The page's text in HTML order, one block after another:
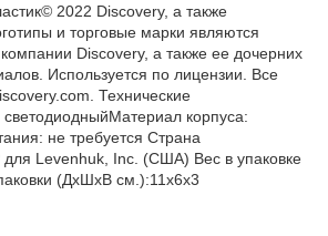
2022 Discovery, а также
и торговые марки являются
Discovery, а также ее дочерних
Используется по лицензии. Все
Технические
светодиодныйМатериал корпуса:
не требуется Страна
Levenhuk, Inc. (США) Вес в упаковке
(ДхШхВ см.):11x6x3